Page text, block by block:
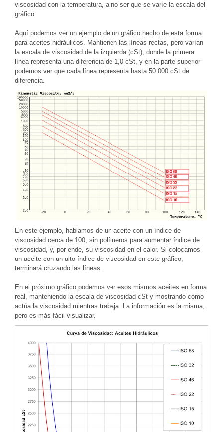
viscosidad con la temperatura, a no ser que se varíe la escala del
gráfico.
Aquí podemos ver un ejemplo de un gráfico hecho de esta forma
para aceites hidráulicos. Mantienen las líneas rectas, pero varían
la escala de viscosidad de la izquierda (cSt), donde la primera
línea representa una diferencia de 1,0 cSt, y en la parte superior
podemos ver que cada línea representa hasta 50.000 cSt de
diferencia.
En este ejemplo, hablamos de un aceite con un índice de
viscosidad cerca de 100, sin polímeros para aumentar índice de
viscosidad, y, por ende, su viscosidad en el calor. Si colocamos
un aceite con un alto índice de viscosidad en este gráfico,
terminará cruzando las líneas .
En el próximo gráfico podemos ver esos mismos aceites en forma
real, manteniendo la escala de viscosidad cSt y mostrando cómo
actúa la viscosidad mientras trabaja. La información es la misma,
pero es más fácil visualizar.